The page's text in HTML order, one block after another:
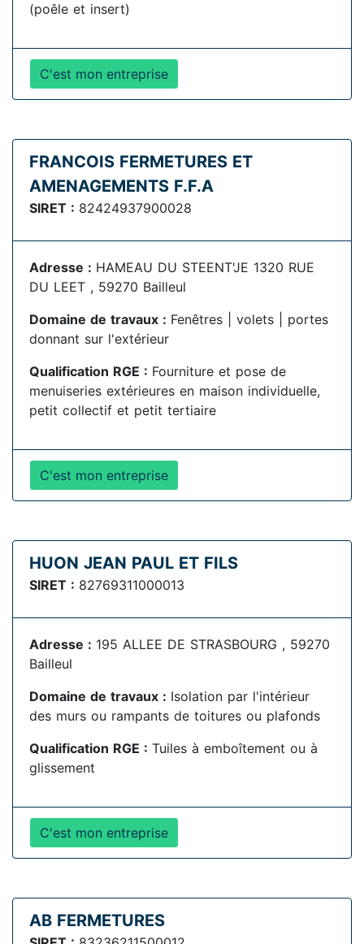
(poêle et insert)
C'est mon entreprise
FRANCOIS FERMETURES ET
AMENAGEMENTS F.F.A
SIRET : 82424937900028
Adresse : HAMEAU DU STEENT'JE 1320 RUE
DU LEET , 59270 Bailleul
Domaine de travaux : Fenêtres | volets | portes
donnant sur l'extérieur
Qualification RGE : Fourniture et pose de
menuiseries extérieures en maison individuelle,
petit collectif et petit tertiaire
C'est mon entreprise
HUON JEAN PAUL ET FILS
SIRET : 82769311000013
Adresse : 195 ALLEE DE STRASBOURG , 59270
Bailleul
Domaine de travaux : Isolation par l'intérieur
des murs ou rampants de toitures ou plafonds
Qualification RGE : Tuiles à emboîtement ou à
glissement
C'est mon entreprise
AB FERMETURES